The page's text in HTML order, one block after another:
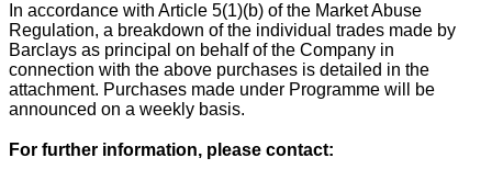
In accordance with Article 5(1)(b) of the Market Abuse
Regulation, a breakdown of the individual trades made by
Barclays as principal on behalf of the Company in
connection with the above purchases is detailed in the
attachment. Purchases made under Programme will be
announced on a weekly basis.
For further information, please contact: